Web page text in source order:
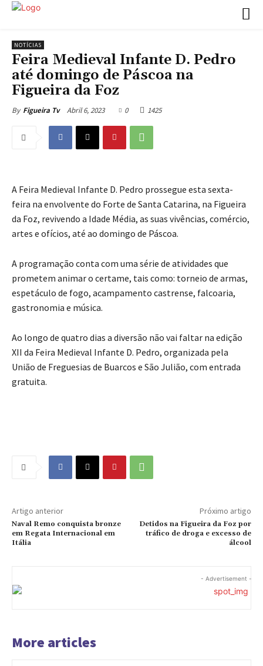
NOTÍCIAS
Feira Medieval Infante D. Pedro
até domingo de Páscoa na
Figueira da Foz
By Figueira Tv Abril 6, 2023 0 1425
A Feira Medieval Infante D. Pedro prossegue esta sexta-
feira na envolvente do Forte de Santa Catarina, na Figueira
da Foz, revivendo a Idade Média, as suas vivências, comércio,
artes e ofícios, até ao domingo de Páscoa.
A programação conta com uma série de atividades que
prometem animar o certame, tais como: torneio de armas,
espetáculo de fogo, acampamento castrense, falcoaria,
gastronomia e música.
Ao longo de quatro dias a diversão não vai faltar na edição
XII da Feira Medieval Infante D. Pedro, organizada pela
União de Freguesias de Buarcos e São Julião, com entrada
gratuita.
Artigo anterior
Naval Remo conquista bronze
em Regata Internacional em
Itália
Próximo artigo
Detidos na Figueira da Foz por
tráfico de droga e excesso de
álcool
- Advertisement -
More articles